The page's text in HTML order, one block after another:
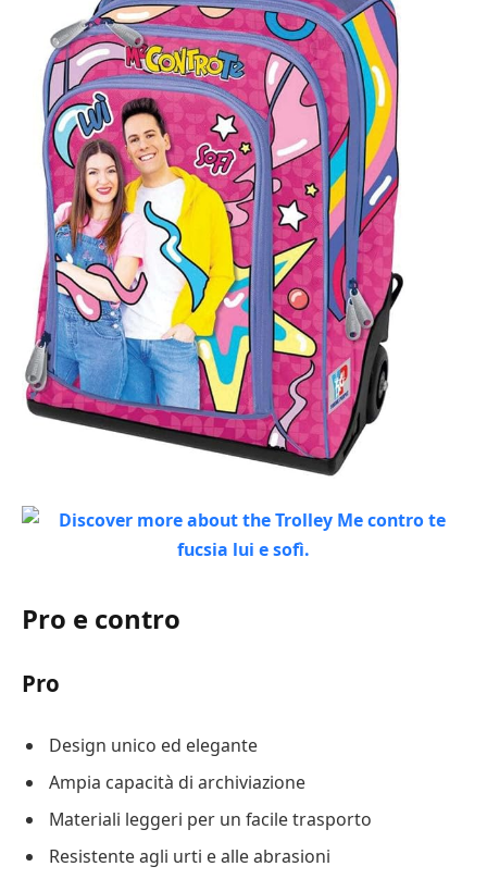
Pro e contro
Pro
Design unico ed elegante
Ampia capacità di archiviazione
Materiali leggeri per un facile trasporto
Resistente agli urti e alle abrasioni